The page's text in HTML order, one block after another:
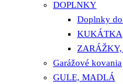
DOPLNKY
Doplnky
KUKÁTKA
ZARÁŽKY,
Garážové kovania
GULE, MADLÁ